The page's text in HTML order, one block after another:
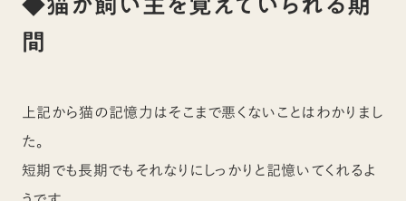
◆猫が飼い主を覚えていられる期
間
上記から猫の記憶力はそこまで悪くないことはわかりまし
た。
短期でも長期でもそれなりにしっかりと記憶いてくれるよ